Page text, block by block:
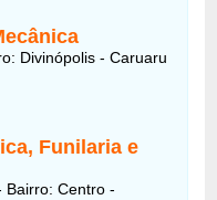
Divinópolis - Caruaru
Funilaria e
Bairro: Centro -